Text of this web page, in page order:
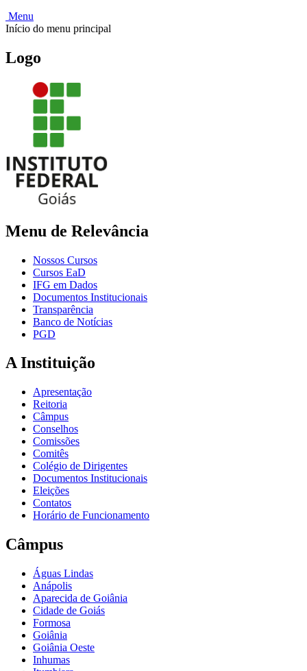
Menu
Início do menu principal
Logo
Menu de Relevância
Nossos Cursos
Cursos EaD
IFG em Dados
Documentos Institucionais
Transparência
Banco de Notícias
PGD
A Instituição
Apresentação
Reitoria
Câmpus
Conselhos
Comissões
Comitês
Colégio de Dirigentes
Documentos Institucionais
Eleições
Contatos
Horário de Funcionamento
Câmpus
Águas Lindas
Anápolis
Aparecida de Goiânia
Cidade de Goiás
Formosa
Goiânia
Goiânia Oeste
Inhumas